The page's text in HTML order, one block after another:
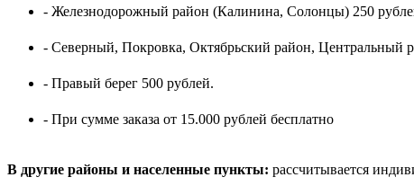
- Железнодорожный район (Калинина, Солонцы) 250
- Северный, Покровка, Октябрьский район, Центральный
- Правый берег 500 рублей.
- При сумме заказа от 15.000 рублей бесплатно
В другие районы и населенные пункты: рассчитывается